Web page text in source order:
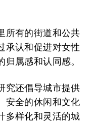
所有的街道和公共
承认和促进对女性
属感和认同感。
究还倡导城市提供
安全的休闲和文化
多样化和灵活的城